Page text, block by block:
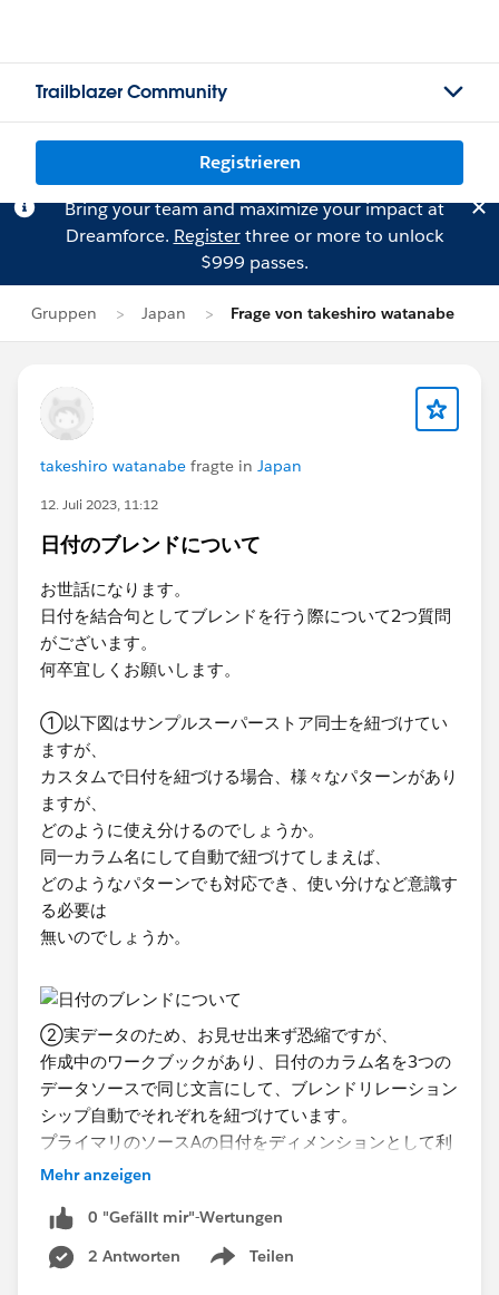
Trailblazer Community
Registrieren
Bring your team and maximize your impact at
Dreamforce. Registerthree or more to unlock
$999 passes.
Gruppen Japan Frage von takeshiro watanabe
takeshiro watanabe fragte in Japan
12. Juli 2023, 11:12
日付のブレンドについて
お世話になります。
日付を結合句としてブレンドを行う際について2つ質問
がございます。
何卒宜しくお願いします。
①以下図はサンプルスーパーストア同士を紐づけてい
ますが、
カスタムで日付を紐づける場合、様々なパターンがあり
ますが、
どのように使え分けるのでしょうか。
同一カラム名にして自動で紐づけてしまえば、
どのようなパターンでも対応でき、使い分けなど意識す
る必要は
無いのでしょうか。
②実データのため、お見せ出来ず恐縮ですが、
作成中のワークブックがあり、日付のカラム名を3つの
データソースで同じ文言にして、ブレンドリレーション
シップ自動でそれぞれを紐づけています。
プライマリのソースAの日付をディメンションとして利
用し、
うとしているのですが、
ソースCのデータのみ表示がされません。（空白になり
ます）
Mehr anzeigen
0 "Gefällt mir"-Wertungen
2 Antworten
Teilen
Show menu